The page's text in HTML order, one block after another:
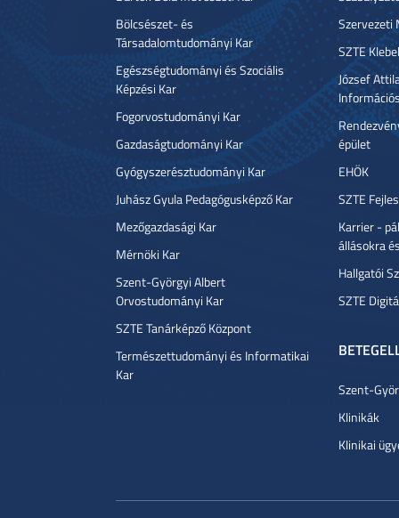
Bölcsészet- és
Társadalomtudományi Kar
Egészségtudományi és Szociális
Képzési Kar
Fogorvostudományi Kar
Gazdaságtudományi Kar
Gyógyszerésztudományi Kar
Juhász Gyula Pedagógusképző Kar
Mezőgazdasági Kar
Mérnöki Kar
Szent-Györgyi Albert
Orvostudományi Kar
SZTE Tanárképző Központ
Természettudományi és Informatikai
Kar
Szervezeti
SZTE
József
épület
EHÖK
SZTE
Karrier -
állásokra
Hallgatói
SZTE
Szent-
Klinikák
Klinikai